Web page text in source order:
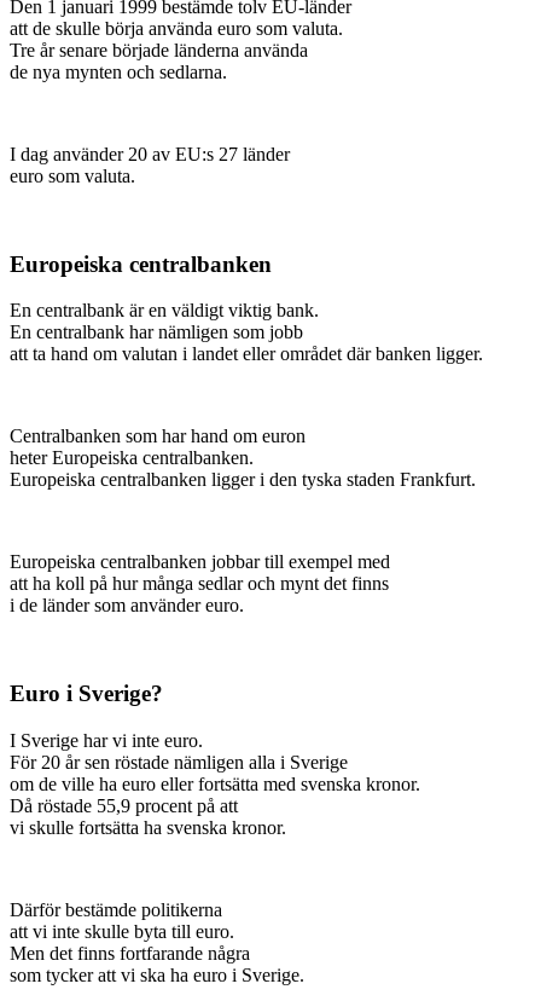
Den 1 januari 1999 bestämde tolv EU-länder
att de skulle börja använda euro som valuta.
Tre år senare började länderna använda
de nya mynten och sedlarna.
I dag använder 20 av EU:s 27 länder
euro som valuta.
Europeiska centralbanken
En centralbank är en väldigt viktig bank.
En centralbank har nämligen som jobb
att ta hand om valutan i landet eller området där banken ligger.
Centralbanken som har hand om euron
heter Europeiska centralbanken.
Europeiska centralbanken ligger i den tyska staden Frankfurt.
Europeiska centralbanken jobbar till exempel med
att ha koll på hur många sedlar och mynt det finns
i de länder som använder euro.
Euro i Sverige?
I Sverige har vi inte euro.
För 20 år sen röstade nämligen alla i Sverige
om de ville ha euro eller fortsätta med svenska kronor.
Då röstade 55,9 procent på att
vi skulle fortsätta ha svenska kronor.
Därför bestämde politikerna
att vi inte skulle byta till euro.
Men det finns fortfarande några
som tycker att vi ska ha euro i Sverige.